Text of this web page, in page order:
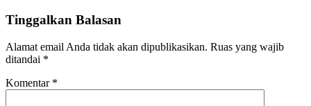
Tinggalkan Balasan
Alamat email Anda tidak akan dipublikasikan. Ruas yang wajib
ditandai *
Komentar *